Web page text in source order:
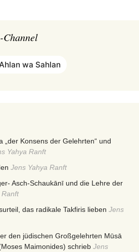
Channel
wa Sahlan
„der Konsens der Gelehrten“ und
Yahya Ranft
Jens Yahya Ranft
Asch-Schaukānī und die Lehre der
Ranft
das radikale Takfiris lieben Jens
den jüdischen Großgelehrten Mūsā
Maimonides) schrieb Jens